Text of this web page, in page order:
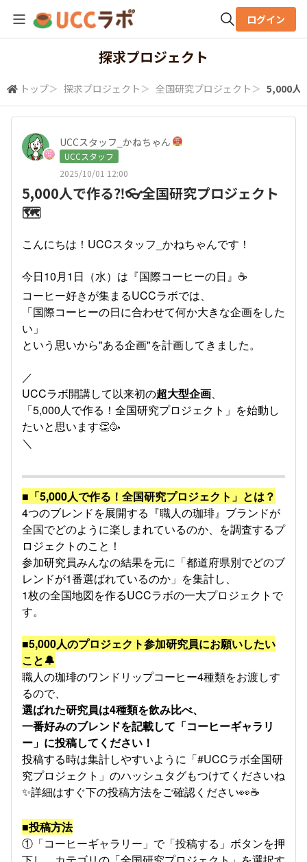
検索
ログイン
探求プロジェクト
トップ＞ 探求プロジェクト ＞ 全国研究プロジェクト ＞ 5,000人
UCCスタッフ_かねちゃん
UCCスタッフ
2025/10/01 12:00
5,000人で作る⁈👓全国研究プロジェクト
🗺
こんにちは！UCCスタッフ_かねちゃんです！
今日10月1日（水）は『国際コーヒーの日』☕
コーヒー好きが集まるUCCラボでは、
「国際コーヒーの日に合わせて何か大きな企画をした
い」
という思いから"ある企画"を計画してきました。
／
UCCラボ開講して以来初の超大型企画、
「5,000人で作る！全国研究プロジェクト」を始動し
たいと思います👏🥳
＼
■「5,000人で作る！全国研究プロジェクト」とは？
4つのブレンドを展開する『職人の珈琲』ブランドが
全国でどのように楽しまれているのか、を調査するプ
ロジェクトのこと！
参加研究員みんなの結果を元に「都道府県別でどのブ
レンドが1番選ばれているのか」を集計し、
1枚の全国地図を作るUCCラボの一大プロジェクトで
す。
■5,000人のプロジェクト参加研究員にお願いしたい
こと🔔
職人の珈琲のワンドリップコーヒー4種類をお渡しす
るので、
選ばれた研究員は4種類を飲み比べ、
一番好みのブレンドを記載して「コーヒーギャラリ
ー」に投稿してください！
投稿する時は集計しやすいように「#UCCラボ全国研
究プロジェクト」のハッシュタグもつけてくださいね
✨詳細はすぐ下の投稿方法をご確認ください👀☕
■投稿方法
①「コーヒーギャラリー」で「投稿する」ボタンを押